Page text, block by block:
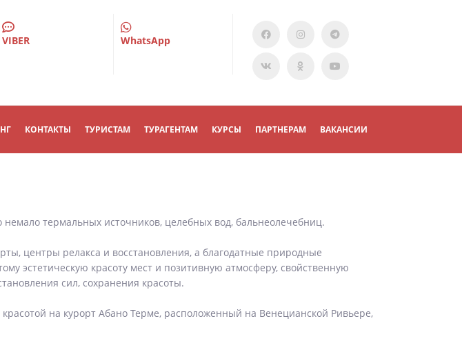
VIBER WhatsApp
КОНТАКТЫ ТУРИСТАМ ТУРАГЕНТАМ КУРСЫ ПАРТНЕРАМ ВАКАНСИИ
термальных источников, целебных вод, бальнеолечебниц.
центры релакса и восстановления, а благодатные природные
эстетическую красоту мест и позитивную атмосферу, свойственную
сил, сохранения красоты.
на курорт Абано Терме, расположенный на Венецианской Ривьере,